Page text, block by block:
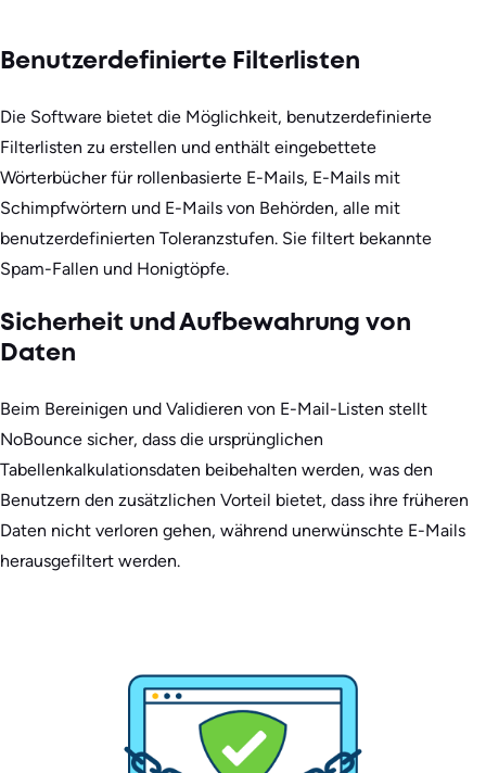
Benutzerdefinierte Filterlisten
Die Software bietet die Möglichkeit, benutzerdefinierte
Filterlisten zu erstellen und enthält eingebettete
Wörterbücher für rollenbasierte E-Mails, E-Mails mit
Schimpfwörtern und E-Mails von Behörden, alle mit
benutzerdefinierten Toleranzstufen. Sie filtert bekannte
Spam-Fallen und Honigtöpfe.
Sicherheit und Aufbewahrung von
Daten
Beim Bereinigen und Validieren von E-Mail-Listen stellt
NoBounce sicher, dass die ursprünglichen
Tabellenkalkulationsdaten beibehalten werden, was den
Benutzern den zusätzlichen Vorteil bietet, dass ihre früheren
Daten nicht verloren gehen, während unerwünschte E-Mails
herausgefiltert werden.